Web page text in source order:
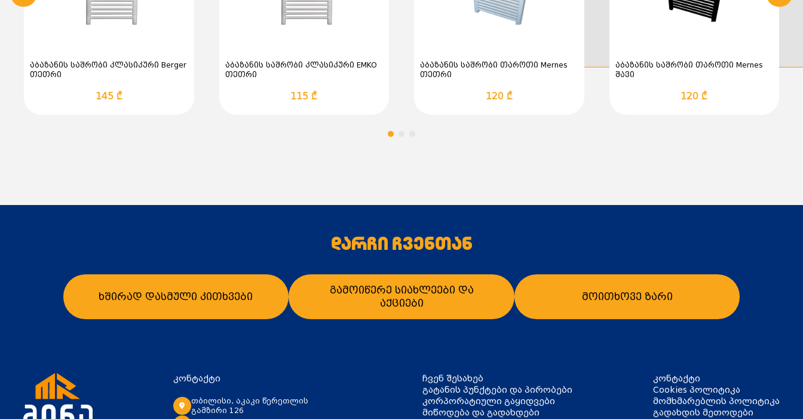
აბაზანის საშრობი კლასიკური Berger
თეთრი
145 ₾
კალათაში დამატება
აბაზანის საშრობი კლასიკური EMKO
თეთრი
115 ₾
კალათაში დამატება
აბაზანის საშრობი თაროთი Mernes
თეთრი
120 ₾
კალათაში დამატება
აბაზანის საშრობი თაროთი Mernes
შავი
120 ₾
კალათაში დამატება
დარჩი ჩვენთან
ხშირად დასმული კითხვები
გამოიწერე სიახლეები და
აქციები
მოითხოვე ზარი
კონტაქტი
თბილისი, აკაკი წერეთლის
გამზირი 126
ჩვენ შესახებ
გატანის პუნქტები და პირობები
კორპორატიული გაყიდვები
მიწოდება და გადახდები
კონტაქტი
Cookies პოლიტიკა
მომხმარებლის პოლიტიკა
გადახდის მეთოდები